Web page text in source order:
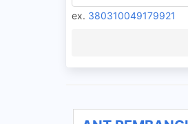
ex. 380310049179921